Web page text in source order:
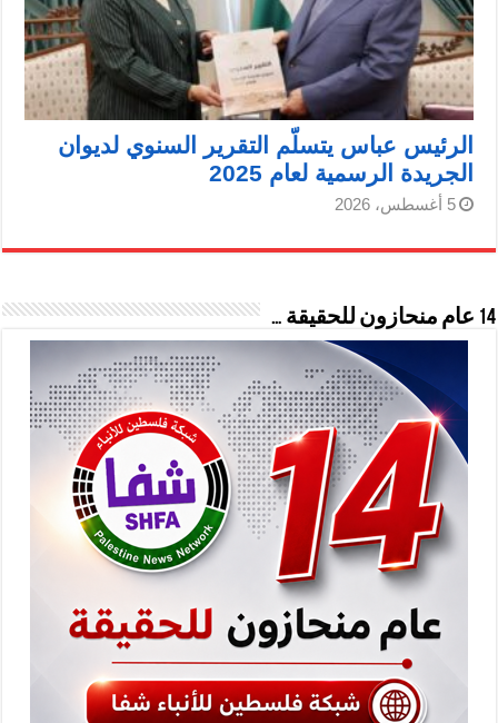
الرئيس عباس يتسلّم التقرير السنوي لديوان
الجريدة الرسمية لعام 2025
5 أغسطس، 2026
14 عام منحازون للحقيقة …